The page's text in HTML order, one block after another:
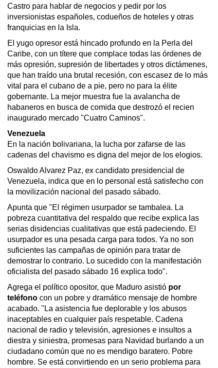
Castro para hablar de negocios y pedir por los
inversionistas españoles, codueños de hoteles y otras
franquicias en la Isla.
El yugo opresor está hincado profundo en la Perla del
Caribe, con un títere que complace todas las órdenes de
más opresión, supresión de libertades y otros dictámenes,
que han traído una brutal recesión, con escasez de lo más
vital para el cubano de a pie, pero no para la élite
gobernante. La mejor muestra fue la avalancha de
habaneros en busca de comida que destrozó el recien
inaugurado mercado "Cuatro Caminos".
Venezuela
En la nación bolivariana, la lucha por zafarse de las
cadenas del chavismo es digna del mejor de los elogios.
Oswaldo Alvarez Paz, ex candidato presidencial de
Venezuela, indica que en lo personal está satisfecho con
la movilización nacional del pasado sábado.
Apunta que "El régimen usurpador se tambalea. La
pobreza cuantitativa del respaldo que recibe explica las
serias disidencias cualitativas que está padeciendo. El
usurpador es una pesada carga para todos. Ya no son
suficientes las campañas de opinión para tratar de
demostrar lo contrario. Lo sucedido con la manifestación
oficialista del pasado sábado 16 explica todo".
Agrega el político opositor, que Maduro asistió por
teléfono con un pobre y dramático mensaje de hombre
acabado. "La asistencia fue deplorable y los abusos
inaceptables en cualquier país respetable. Cadena
nacional de radio y televisión, agresiones e insultos a
diestra y siniestra, promesas para Navidad burlando a un
ciudadano común que no es mendigo baratero. Pobre
hombre. Se está convirtiendo en un serio problema para